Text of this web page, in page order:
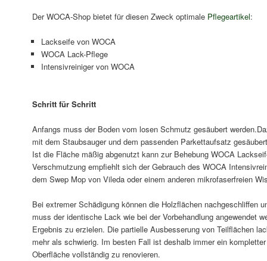
Der WOCA-Shop bietet für diesen Zweck optimale Pflegeartikel:
Lackseife von WOCA
WOCA Lack-Pflege
Intensivreiniger von WOCA
Schritt für Schritt
Anfangs muss der Boden vom losen Schmutz gesäubert
mit dem Staubsauger und dem passenden Parkettaufsatz
Ist die Fläche mäßig abgenutzt kann zur Behebung WOCA
Verschmutzung empfiehlt sich der Gebrauch des WOCA
dem Swep Mop von Vileda oder einem anderen mikrofaserfreien
Bei extremer Schädigung können die Holzflächen nachgeschliffen
muss der identische Lack wie bei der Vorbehandlung angewendet
Ergebnis zu erzielen. Die partielle Ausbesserung von Teilflächen
mehr als schwierig. Im besten Fall ist deshalb immer ein
Oberfläche vollständig zu renovieren.